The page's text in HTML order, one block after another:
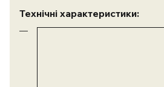
Технічні характеристики: